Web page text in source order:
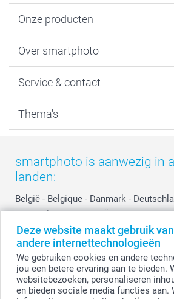
Deze website maakt gebruik
andere internettechnologieën
We gebruiken cookies en andere
jou een betere ervaring aan te bieden.
websitebezoeken, personaliseren
en bieden sociale media functies aan.
Onze producten
Fotoboeken
Fotocadeaus
Kaarten
Over smartphoto
Vacatures
Bestelproces
Privacy
Cookiebeleid
Reviews
Prijslijst
Investor Relations
Service & contact
Tevredenheidsgarantie
smartbonus
smartfriends
service@smartphoto.nl
Affiliate partnerprogramma
Partnerships
Influencer partnerprogramma
Thema's
Moederdag
Vaderdag
Huwelijk
smartphoto is aanwezig in
landen:
België - Belgique - Danmark -
- Nederland - Norge - Österreich -
Switzerland - Suomi - Sverige - United
Other Countries
Alle prijzen zijn in EURO (€) inclusief BTW en